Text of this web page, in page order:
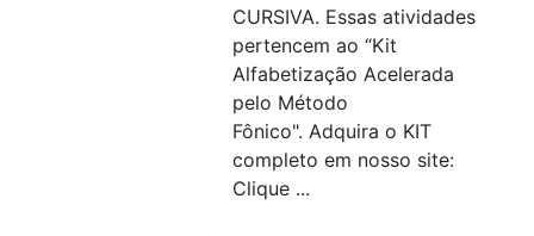
CURSIVA. Essas atividades
pertencem ao “Kit
Alfabetização Acelerada
pelo Método
Fônico". Adquira o KIT
completo em nosso site:
Clique ...